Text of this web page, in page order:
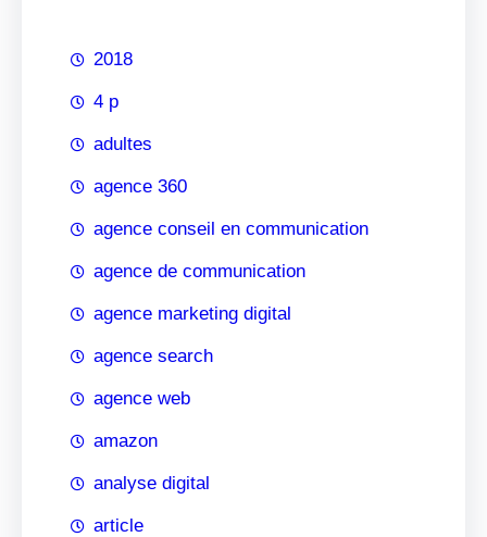
2018
4 p
adultes
agence 360
agence conseil en communication
agence de communication
agence marketing digital
agence search
agence web
amazon
analyse digital
article